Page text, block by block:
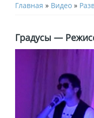
Главная » Видео »
Градусы —